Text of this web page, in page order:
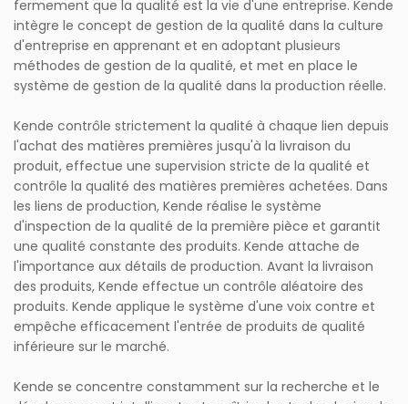
fermement que la qualité est la vie d'une entreprise. Kende
intègre le concept de gestion de la qualité dans la culture
d'entreprise en apprenant et en adoptant plusieurs
méthodes de gestion de la qualité, et met en place le
système de gestion de la qualité dans la production réelle.
Kende contrôle strictement la qualité à chaque lien depuis
l'achat des matières premières jusqu'à la livraison du
produit, effectue une supervision stricte de la qualité et
contrôle la qualité des matières premières achetées. Dans
les liens de production, Kende réalise le système
d'inspection de la qualité de la première pièce et garantit
une qualité constante des produits. Kende attache de
l'importance aux détails de production. Avant la livraison
des produits, Kende effectue un contrôle aléatoire des
produits. Kende applique le système d'une voix contre et
empêche efficacement l'entrée de produits de qualité
inférieure sur le marché.
Kende se concentre constamment sur la recherche et le